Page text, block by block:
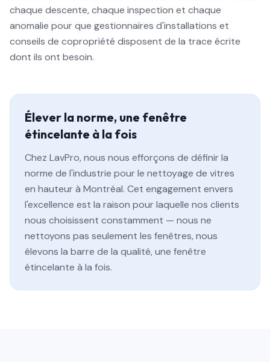
chaque descente, chaque inspection et chaque
anomalie pour que gestionnaires d'installations et
conseils de copropriété disposent de la trace écrite
dont ils ont besoin.
Élever la norme, une fenêtre
étincelante à la fois
Chez LavPro, nous nous efforçons de définir la
norme de l'industrie pour le nettoyage de vitres
en hauteur à Montréal. Cet engagement envers
l'excellence est la raison pour laquelle nos clients
nous choisissent constamment — nous ne
nettoyons pas seulement les fenêtres, nous
élevons la barre de la qualité, une fenêtre
étincelante à la fois.